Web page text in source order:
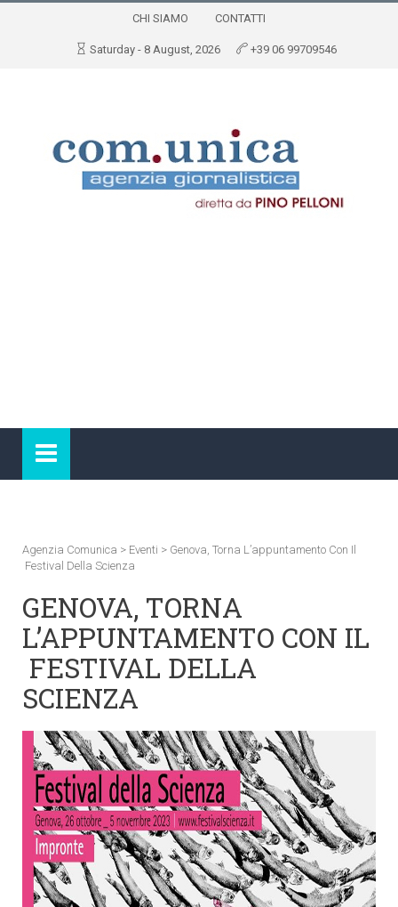
CHI SIAMO CONTATTI
Saturday - 8 August, 2026 +39 06 99709546
Agenzia Comunica > Eventi > Genova, Torna L’appuntamento Con Il
Festival Della Scienza
GENOVA, TORNA
L’APPUNTAMENTO CON IL
FESTIVAL DELLA
SCIENZA